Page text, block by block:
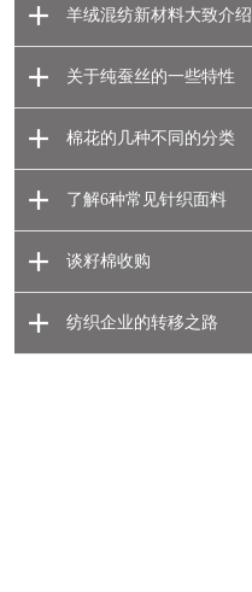
羊绒混纺新材料大致介绍
关于纯蚕丝的一些特性
棉花的几种不同的分类
了解6种常见针织面料
谈籽棉收购
纺织企业的转移之路